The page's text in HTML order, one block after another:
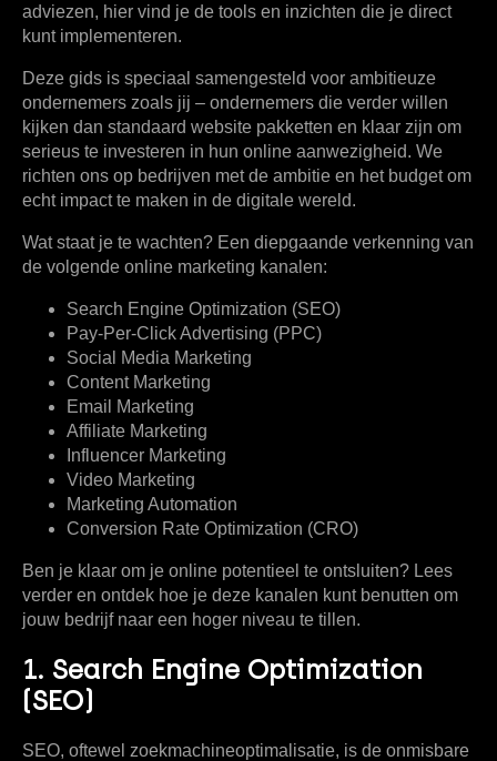
adviezen, hier vind je de tools en inzichten die je direct
kunt implementeren.
Deze gids is speciaal samengesteld voor ambitieuze
ondernemers zoals jij – ondernemers die verder willen
kijken dan standaard website pakketten en klaar zijn om
serieus te investeren in hun online aanwezigheid. We
richten ons op bedrijven met de ambitie en het budget om
echt impact te maken in de digitale wereld.
Wat staat je te wachten? Een diepgaande verkenning van
de volgende online marketing kanalen:
Search Engine Optimization (SEO)
Pay-Per-Click Advertising (PPC)
Social Media Marketing
Content Marketing
Email Marketing
Affiliate Marketing
Influencer Marketing
Video Marketing
Marketing Automation
Conversion Rate Optimization (CRO)
Ben je klaar om je online potentieel te ontsluiten? Lees
verder en ontdek hoe je deze kanalen kunt benutten om
jouw bedrijf naar een hoger niveau te tillen.
1. Search Engine Optimization
(SEO)
SEO, oftewel zoekmachineoptimalisatie, is de onmisbare